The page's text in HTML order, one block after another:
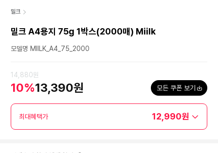
밀크
밀크 A4용지 75g 1박스(2000매) Miilk
모델명 MIILK_A4_75_2000
14,880원
10%13,390원 모든 쿠폰 보기
최대혜택가 12,990원